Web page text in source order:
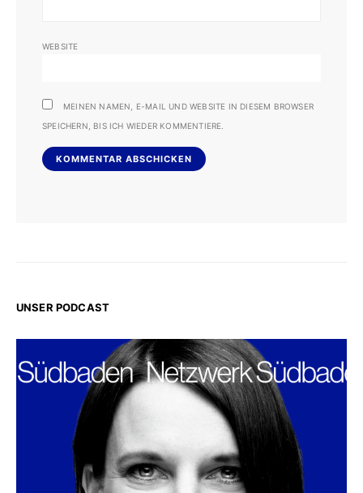
WEBSITE
MEINEN NAMEN, E-MAIL UND WEBSITE IN DIESEM BROWSER
SPEICHERN, BIS ICH WIEDER KOMMENTIERE.
UNSER PODCAST